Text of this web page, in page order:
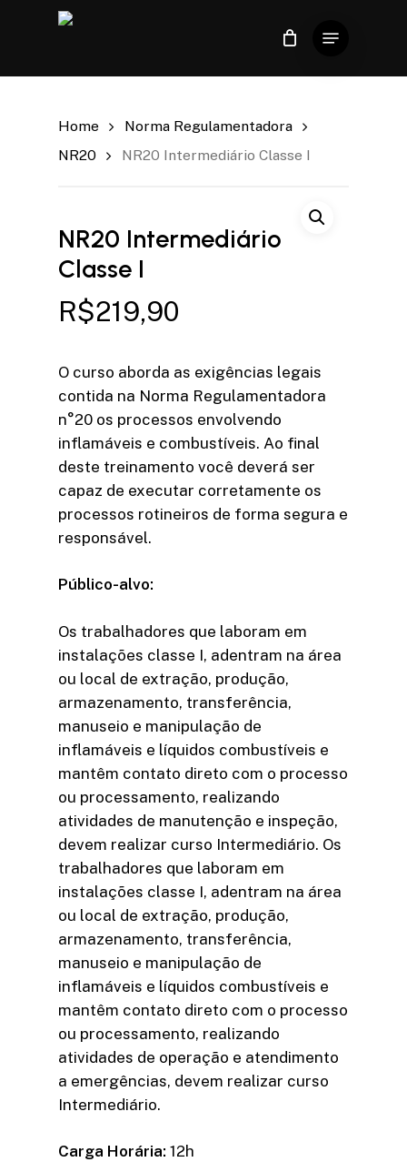
content
Home
Norma Regulamentadora
NR20
NR20 Intermediário Classe I
NR20 Intermediário
Classe I
R$219,90
O curso aborda as exigências legais
contida na Norma Regulamentadora
n°20 os processos envolvendo
inflamáveis e combustíveis. Ao final
deste treinamento você deverá ser
capaz de executar corretamente os
processos rotineiros de forma segura e
responsável.
Público-alvo:
Os trabalhadores que laboram em
instalações classe I, adentram na área
ou local de extração, produção,
armazenamento, transferência,
manuseio e manipulação de
inflamáveis e líquidos combustíveis e
mantêm contato direto com o processo
ou processamento, realizando
atividades de manutenção e inspeção,
devem realizar curso Intermediário. Os
trabalhadores que laboram em
instalações classe I, adentram na área
ou local de extração, produção,
armazenamento, transferência,
manuseio e manipulação de
inflamáveis e líquidos combustíveis e
mantêm contato direto com o processo
ou processamento, realizando
atividades de operação e atendimento
a emergências, devem realizar curso
Intermediário.
Carga Horária: 12h
Menu